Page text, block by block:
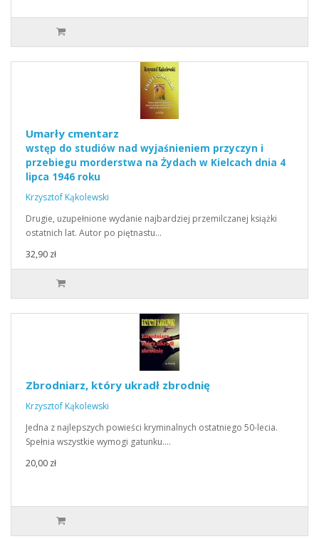
Umarły cmentarz
wstęp do studiów nad wyjaśnieniem przyczyn i
przebiegu morderstwa na Żydach w Kielcach dnia 4
lipca 1946 roku
Krzysztof Kąkolewski
Drugie, uzupełnione wydanie najbardziej przemilczanej książki
ostatnich lat. Autor po piętnastu…
32,90 zł
Zbrodniarz, który ukradł zbrodnię
Krzysztof Kąkolewski
Jedna z najlepszych powieści kryminalnych ostatniego 50-lecia.
Spełnia wszystkie wymogi gatunku.…
20,00 zł